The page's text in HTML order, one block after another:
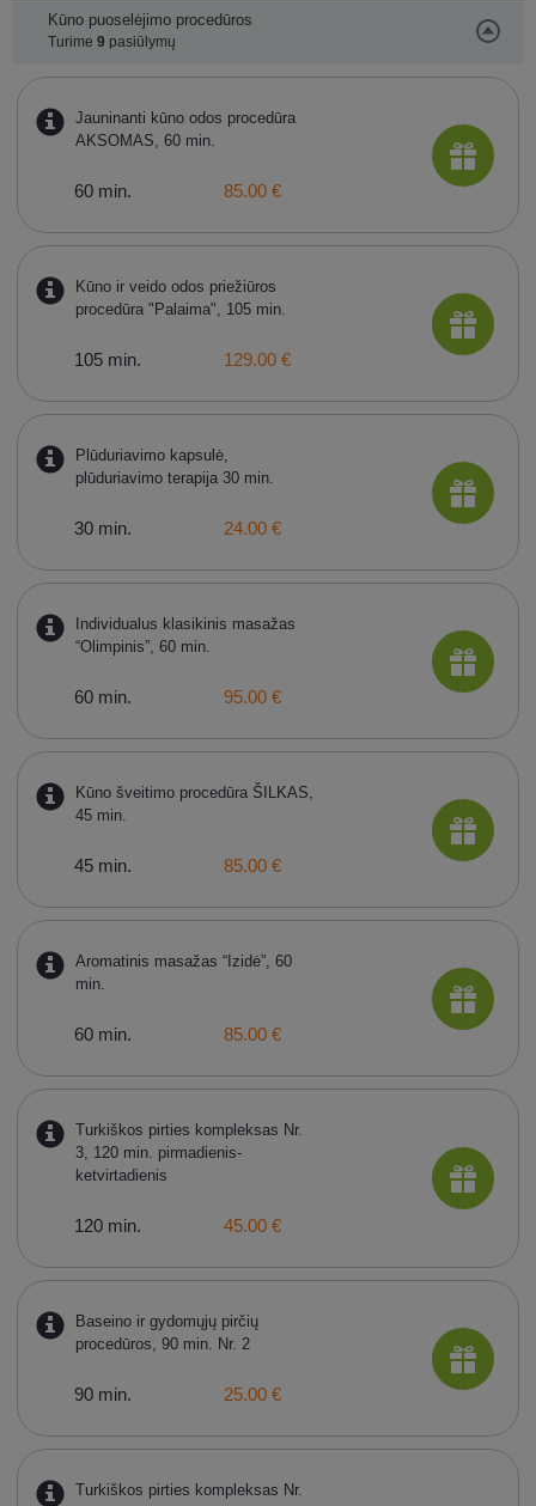
Kūno puoselėjimo procedūros
Turime 9 pasiūlymų
Jauninanti kūno odos procedūra
AKSOMAS, 60 min.
60 min. 85.00 €
Kūno ir veido odos priežiūros
procedūra "Palaima", 105 min.
105 min. 129.00 €
Plūduriavimo kapsulė,
plūduriavimo terapija 30 min.
30 min. 24.00 €
Individualus klasikinis masažas
“Olimpinis”, 60 min.
60 min. 95.00 €
Kūno šveitimo procedūra ŠILKAS,
45 min.
45 min. 85.00 €
Aromatinis masažas “Izidė”, 60
min.
60 min. 85.00 €
Turkiškos pirties kompleksas Nr.
3, 120 min. pirmadienis-
ketvirtadienis
120 min. 45.00 €
Baseino ir gydomųjų pirčių
procedūros, 90 min. Nr. 2
90 min. 25.00 €
Turkiškos pirties kompleksas Nr.